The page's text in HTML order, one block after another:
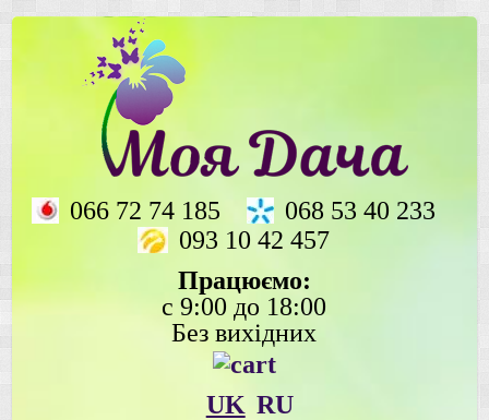
066 72 74 185
068 53 40 233
093 10 42 457
Працюємо:
с 9:00 до 18:00
Без вихідних
UK RU